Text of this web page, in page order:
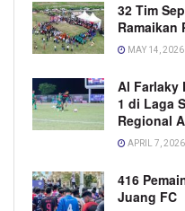
32 Tim
Ramaikan
MAY 14, 2026
Al Farlaky
1 di Laga
Regional
APRIL 7, 2026
416
Juang FC